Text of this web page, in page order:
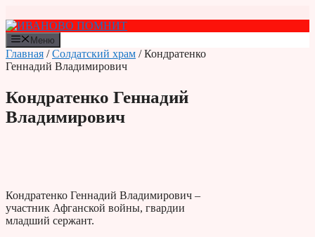
к
содержимому
Меню
Главная /Солдатский храм / Кондратенко
Геннадий Владимирович
Кондратенко Геннадий
Владимирович
Кондратенко Геннадий Владимирович –
участник Афганской войны, гвардии
младший сержант.